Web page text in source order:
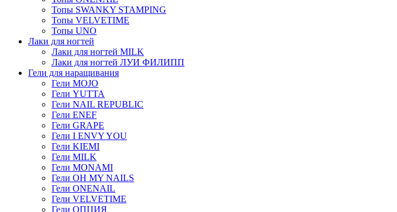
Топы SWANKY STAMPING
Топы VELVETIME
Топы UNO
Лаки для ногтей
Лаки для ногтей MILK
Лаки для ногтей ЛУИ ФИЛИПП
Гели для наращивания
Гели MOJO
Гели YUTTA
Гели NAIL REPUBLIC
Гели ENEF
Гели GRAPE
Гели I ENVY YOU
Гели KIEMI
Гели MILK
Гели MONAMI
Гели OH MY NAILS
Гели ONENAIL
Гели VELVETIME
Гели ОПЦИЯ